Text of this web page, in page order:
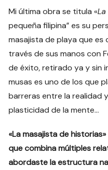
Mi última obra se titula «
pequeña filipina” es su
masajista de playa que es
través de sus manos con
de éxito, retirado ya y sin
musas es uno de los que
barreras entre la realidad
plasticidad de la mente…
«La masajista de
que combina múltiples
abordaste la estructura